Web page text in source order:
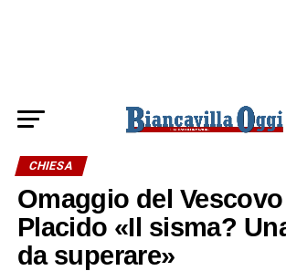
CHIESA
Omaggio del
Placido «Il sisma?
da superare»